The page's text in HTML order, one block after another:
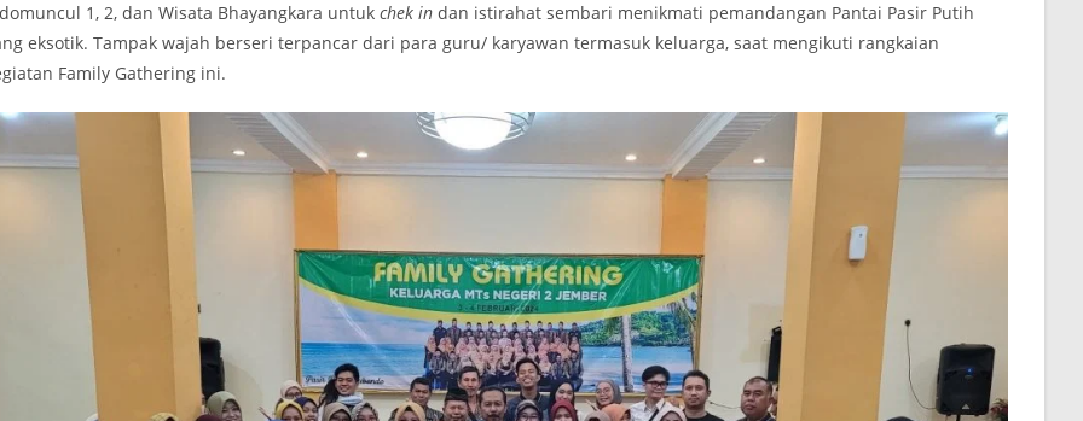
1, 2, dan Wisata Bhayangkara untuk chek indan istirahat sembari menikmati pemandangan Pantai Pasir Putih
eksotik. Tampak wajah berseri terpancar dari para guru/ karyawan termasuk keluarga, saat mengikuti rangkaian
Family Gathering ini.